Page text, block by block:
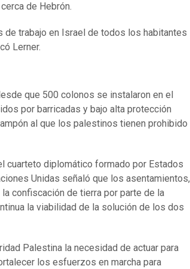
de Hebrón.
de trabajo en Israel de todos los habitantes
Lerner.
que 500 colonos se instalaron en el
por barricadas y bajo alta protección
al que los palestinos tienen prohibido
cuarteto diplomático formado por Estados
Unidas señaló que los asentamientos,
confiscación de tierra por parte de la
la viabilidad de la solución de los dos
Palestina la necesidad de actuar para
los esfuerzos en marcha para